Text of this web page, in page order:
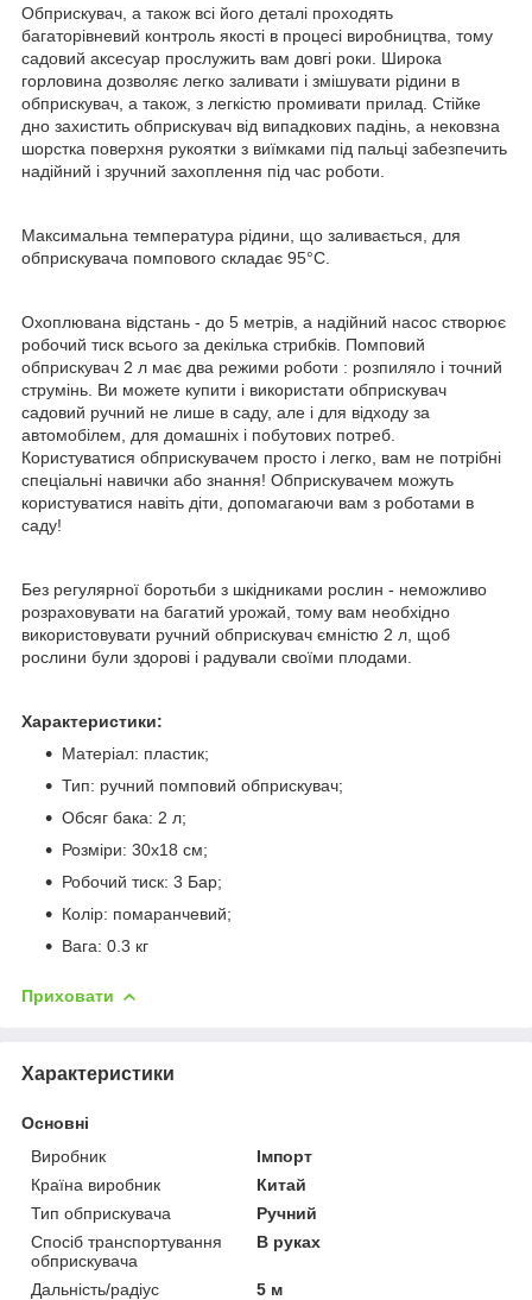
Обприскувач, а також всі його деталі проходять
багаторівневий контроль якості в процесі виробництва, тому
садовий аксесуар прослужить вам довгі роки. Широка
горловина дозволяє легко заливати і змішувати рідини в
обприскувач, а також, з легкістю промивати прилад. Стійке
дно захистить обприскувач від випадкових падінь, а нековзна
шорстка поверхня рукоятки з виїмками під пальці забезпечить
надійний і зручний захоплення під час роботи.
Максимальна температура рідини, що заливається, для
обприскувача помпового складає 95°C.
Охоплювана відстань - до 5 метрів, а надійний насос створює
робочий тиск всього за декілька стрибків. Помповий
обприскувач 2 л має два режими роботи : розпиляло і точний
струмінь. Ви можете купити і використати обприскувач
садовий ручний не лише в саду, але і для відходу за
автомобілем, для домашніх і побутових потреб.
Користуватися обприскувачем просто і легко, вам не потрібні
спеціальні навички або знання! Обприскувачем можуть
користуватися навіть діти, допомагаючи вам з роботами в
саду!
Без регулярної боротьби з шкідниками рослин - неможливо
розраховувати на багатий урожай, тому вам необхідно
використовувати ручний обприскувач ємністю 2 л, щоб
рослини були здорові і радували своїми плодами.
Характеристики:
Матеріал: пластик;
Тип: ручний помповий обприскувач;
Обсяг бака: 2 л;
Розміри: 30х18 см;
Робочий тиск: 3 Бар;
Колір: помаранчевий;
Вага: 0.3 кг
Приховати
Характеристики
Основні
Виробник
Імпорт
Країна виробник
Китай
Тип обприскувача
Ручний
Спосіб транспортування
обприскувача
В руках
Дальність/радіус
5 м